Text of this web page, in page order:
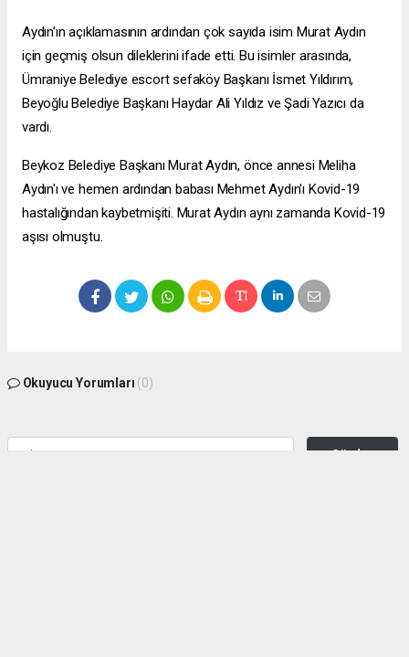
Aydın’ın açıklamasının ardından çok sayıda isim Murat Aydın
için geçmiş olsun dileklerini ifade etti. Bu isimler arasında,
Ümraniye Belediye escort sefaköyBaşkanı İsmet Yıldırım,
Beyoğlu Belediye Başkanı Haydar Ali Yıldız ve Şadi Yazıcı da
vardı.
Beykoz Belediye Başkanı Murat Aydın, önce annesi Meliha
Aydın'ı ve hemen ardından babası Mehmet Aydın'ı Kovid-19
hastalığından kaybetmişiti. Murat Aydın aynı zamanda Kovid-19
aşısı olmuştu.
Okuyucu Yorumları (0)
Gönder